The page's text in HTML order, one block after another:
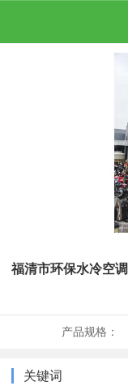
福清市环保水冷空
产品规格：
关键词